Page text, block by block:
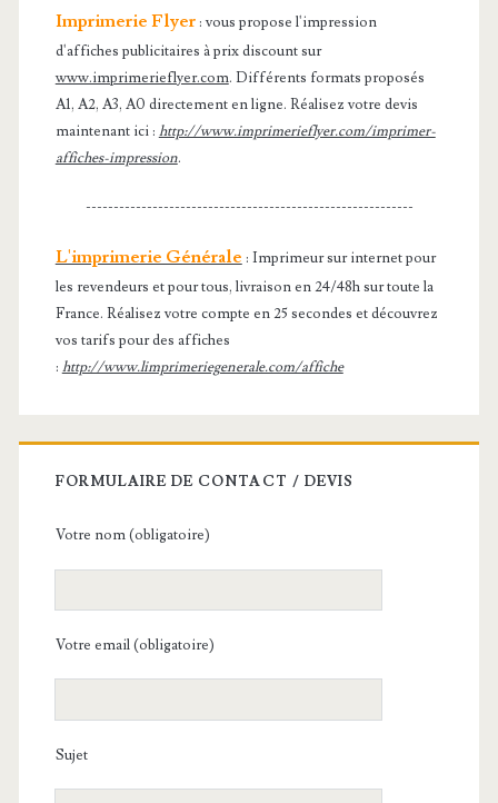
Imprimerie Flyer: vous propose l'impression
d'affiches publicitaires à prix discount sur
www.imprimerieflyer.com. Différents formats proposés
A1, A2, A3, A0 directement en ligne. Réalisez votre devis
maintenant ici : http://www.imprimerieflyer.com/imprimer-
affiches-impression.
-----------------------------------------------------------
L'imprimerie Générale : Imprimeur sur internet pour
les revendeurs et pour tous, livraison en 24/48h sur toute la
France. Réalisez votre compte en 25 secondes et découvrez
vos tarifs pour des affiches
: http://www.limprimeriegenerale.com/affiche
FORMULAIRE DE CONTACT / DEVIS
Votre nom (obligatoire)
Votre email (obligatoire)
Sujet